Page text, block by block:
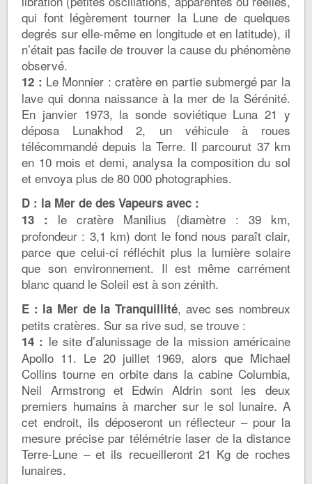
qui font légèrement tourner la Lune de quelques
degrés sur elle-même en longitude et en latitude), il
n’était pas facile de trouver la cause du phénomène
observé.
12 : Le Monnier : cratère en partie submergé par la
lave qui donna naissance à la mer de la Sérénité.
En janvier 1973, la sonde soviétique Luna 21 y
déposa Lunakhod 2, un véhicule à roues
télécommandé depuis la Terre. Il parcourut 37 km
en 10 mois et demi, analysa la composition du sol
et envoya plus de 80 000 photographies.
D : la Mer de des Vapeurs avec :
13 :
le cratère Manilius (diamètre : 39 km,
profondeur : 3,1 km) dont le fond nous paraît clair,
parce que celui-ci réfléchit plus la lumière solaire
que son environnement. Il est même carrément
blanc quand le Soleil est à son zénith.
E : la Mer de la Tranquillité, avec ses nombreux
petits cratères. Sur sa rive sud, se trouve :
14 : le site d’alunissage de la mission américaine
Apollo 11. Le 20 juillet 1969, alors que Michael
Collins tourne en orbite dans la cabine Columbia,
Neil Armstrong et Edwin Aldrin sont les deux
premiers humains à marcher sur le sol lunaire. A
cet endroit, ils déposeront un réflecteur – pour la
mesure précise par télémétrie laser de la distance
Terre-Lune – et ils recueilleront 21 Kg de roches
lunaires.